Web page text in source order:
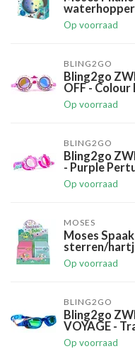
waterhopper
Op voorraad
BLING2GO
Bling2go
OFF -
Op voorraad
BLING2GO
Bling2go
- Purple
Op voorraad
MOSES
Moses
sterren/
Op voorraad
BLING2GO
Bling2go
VOYAGE -
Op voorraad